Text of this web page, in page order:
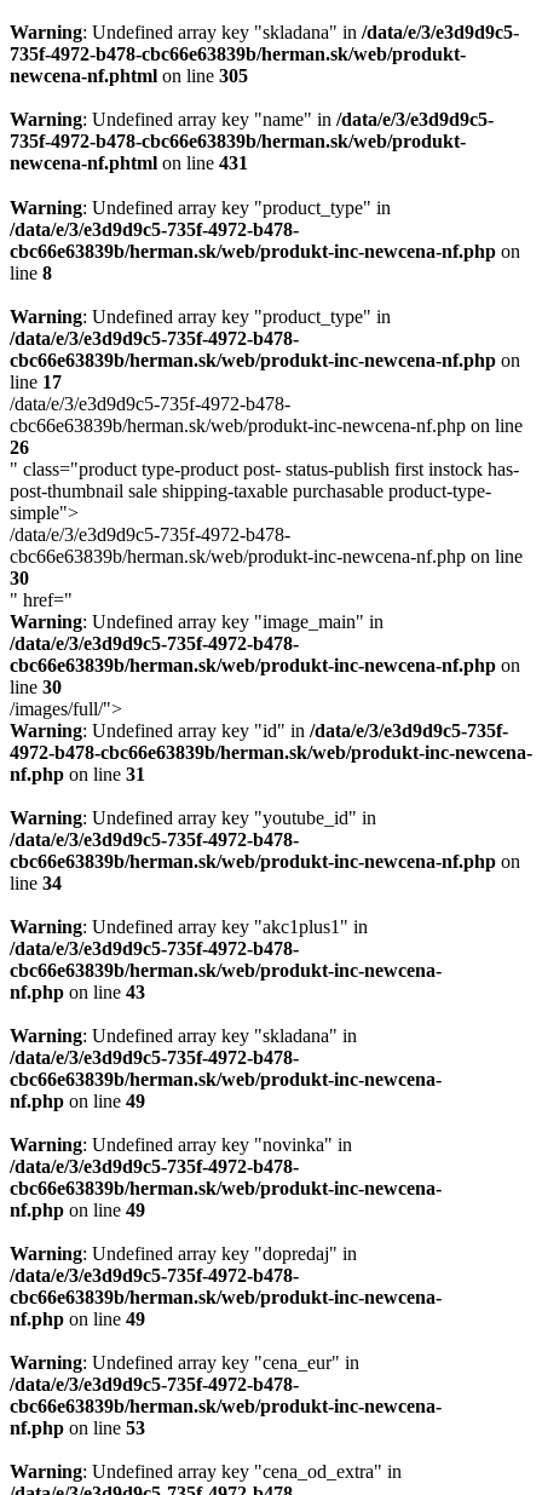
Warning: Undefined array key "skladana" in /data/e/3/e3d9d9c5-
735f-4972-b478-cbc66e63839b/herman.sk/web/produkt-
newcena-nf.phtml on line 305
Warning: Undefined array key "name" in /data/e/3/e3d9d9c5-
735f-4972-b478-cbc66e63839b/herman.sk/web/produkt-
newcena-nf.phtml on line 431
Warning: Undefined array key "product_type" in
/data/e/3/e3d9d9c5-735f-4972-b478-
cbc66e63839b/herman.sk/web/produkt-inc-newcena-nf.php on
line 8
Warning: Undefined array key "product_type" in
/data/e/3/e3d9d9c5-735f-4972-b478-
cbc66e63839b/herman.sk/web/produkt-inc-newcena-nf.php on
line 17
/data/e/3/e3d9d9c5-735f-4972-b478-
cbc66e63839b/herman.sk/web/produkt-inc-newcena-nf.php on line
26
" class="product type-product post- status-publish first instock has-
post-thumbnail sale shipping-taxable purchasable product-type-
simple">
/data/e/3/e3d9d9c5-735f-4972-b478-
cbc66e63839b/herman.sk/web/produkt-inc-newcena-nf.php on line
30
" href="
Warning: Undefined array key "image_main" in
/data/e/3/e3d9d9c5-735f-4972-b478-
cbc66e63839b/herman.sk/web/produkt-inc-newcena-nf.php on
line 30
/images/full/">
Warning: Undefined array key "id" in /data/e/3/e3d9d9c5-735f-
4972-b478-cbc66e63839b/herman.sk/web/produkt-inc-newcena-
nf.php on line 31
Warning: Undefined array key "youtube_id" in
/data/e/3/e3d9d9c5-735f-4972-b478-
cbc66e63839b/herman.sk/web/produkt-inc-newcena-nf.php on
line 34
Warning: Undefined array key "akc1plus1" in
/data/e/3/e3d9d9c5-735f-4972-b478-
cbc66e63839b/herman.sk/web/produkt-inc-newcena-
nf.php on line 43
Warning: Undefined array key "skladana" in
/data/e/3/e3d9d9c5-735f-4972-b478-
cbc66e63839b/herman.sk/web/produkt-inc-newcena-
nf.php on line 49
Warning: Undefined array key "novinka" in
/data/e/3/e3d9d9c5-735f-4972-b478-
cbc66e63839b/herman.sk/web/produkt-inc-newcena-
nf.php on line 49
Warning: Undefined array key "dopredaj" in
/data/e/3/e3d9d9c5-735f-4972-b478-
cbc66e63839b/herman.sk/web/produkt-inc-newcena-
nf.php on line 49
Warning: Undefined array key "cena_eur" in
/data/e/3/e3d9d9c5-735f-4972-b478-
cbc66e63839b/herman.sk/web/produkt-inc-newcena-
nf.php on line 53
Warning: Undefined array key "cena_od_extra" in